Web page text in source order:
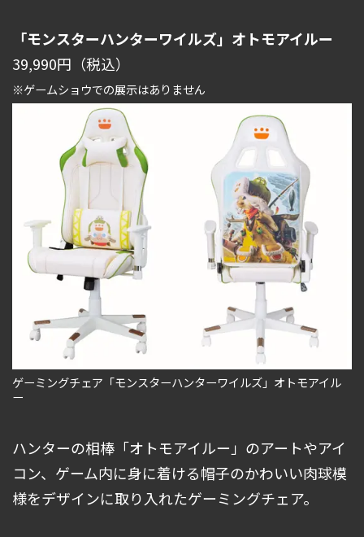
「モンスターハンターワイルズ」オトモアイルー
39,990円（税込）
※ゲームショウでの展示はありません
ゲーミングチェア「モンスターハンターワイルズ」オトモアイル
ー
ハンターの相棒「オトモアイルー」のアートやアイ
コン、ゲーム内に身に着ける帽子のかわいい肉球模
様をデザインに取り入れたゲーミングチェア。